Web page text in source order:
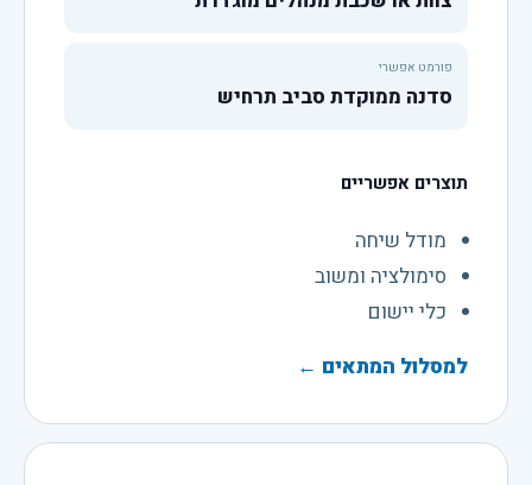
פורמט אפשרי
סדנה ממוקדת סביב תרחיש
תוצרים אפשריים
מודל שיחה
סימולציה ומשוב
כלי יישום
למסלול המתאים ←